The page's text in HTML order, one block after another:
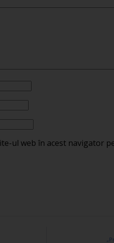
ul web în acest navigator